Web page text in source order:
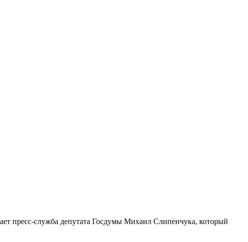
пресс-служба депутата Госдумы Михаил Слипенчука, который